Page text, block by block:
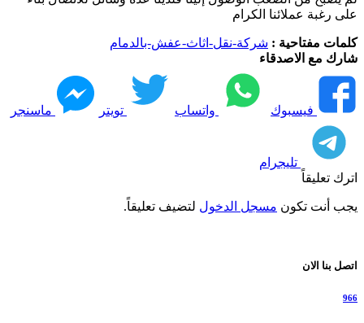
على رغبة عملائنا الكرام
كلمات مفتاحية : شركة-نقل-اثاث-عفش-بالدمام
شارك مع الاصدقاء
فيسبوك واتساب تويتر ماسنجر
تليجرام
اترك تعليقاً
يجب أنت تكون مسجل الدخول لتضيف تعليقاً.
اتصل بنا الان
966